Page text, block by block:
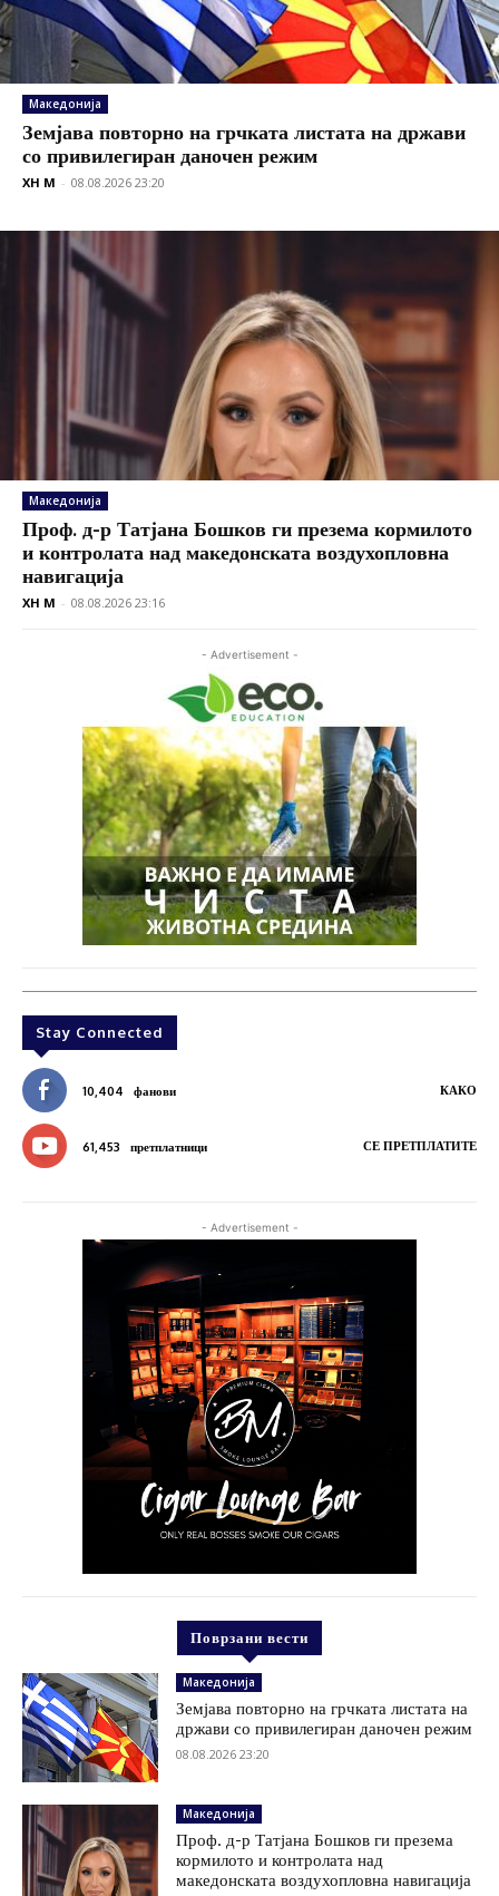
Македонија
Земјава повторно на грчката листата на држави
со привилегиран даночен режим
XH M - 08.08.2026 23:20
Македонија
Проф. д-р Татјана Бошков ги презема кормилото
и контролата над македонската воздухопловна
навигација
XH M - 08.08.2026 23:16
- Advertisement -
Stay Connected
10,404 фанови КАКО
61,453 претплатници СЕ ПРЕТПЛАТИТЕ
- Advertisement -
Поврзани вести
Македонија
Земјава повторно на грчката листата на
држави со привилегиран даночен режим
08.08.2026 23:20
Македонија
Проф. д-р Татјана Бошков ги презема
кормилото и контролата над
македонската воздухопловна навигација